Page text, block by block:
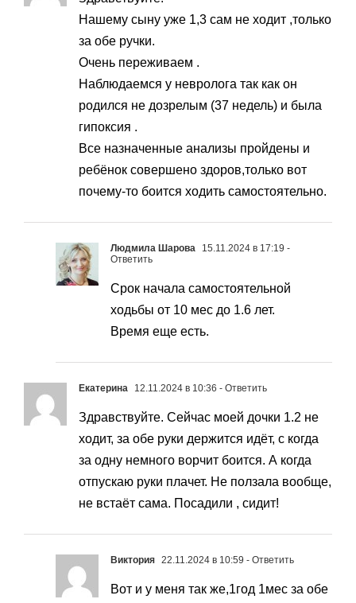
Нашему сыну уже 1,3 сам не ходит ,только
за обе ручки.
Очень переживаем .
Наблюдаемся у невролога так как он
родился не дозрелым (37 недель) и была
гипоксия .
Все назначенные анализы пройдены и
ребёнок совершено здоров,только вот
почему-то боится ходить самостоятельно.
Людмила Шарова 15.11.2024 в 17:19 -
Ответить
Срок начала самостоятельной
ходьбы от 10 мес до 1.6 лет.
Время еще есть.
Екатерина 12.11.2024 в 10:36 - Ответить
Здравствуйте. Сейчас моей дочки 1.2 не
ходит, за обе руки держится идёт, с когда
за одну немного ворчит боится. А когда
отпускаю руки плачет. Не ползала вообще,
не встаёт сама. Посадили , сидит!
Виктория 22.11.2024 в 10:59 - Ответить
Вот и у меня так же,1год 1мес за обе